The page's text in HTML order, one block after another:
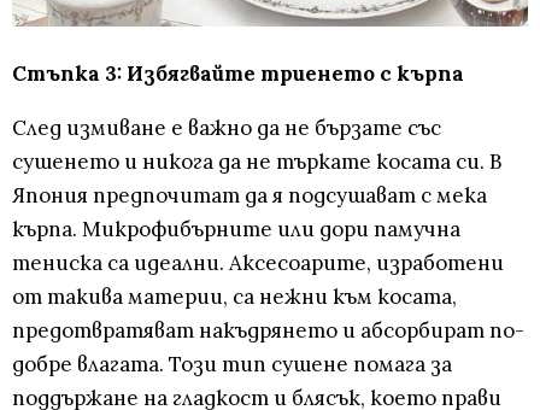
Стъпка 3: Избягвайте триенето с кърпа
След измиване е важно да не бързате със
сушенето и никога да не търкате косата си. В
Япония предпочитат да я подсушават с мека
кърпа. Микрофибърните или дори памучна
тениска са идеални. Аксесоарите, изработени
от такива материи, са нежни към косата,
предотвратяват накъдрянето и абсорбират по-
добре влагата. Този тип сушене помага за
поддържане на гладкост и блясък, което прави